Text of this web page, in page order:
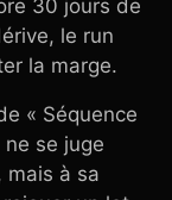
30 jours de
le run
la marge.
« Séquence
se juge
mais à sa